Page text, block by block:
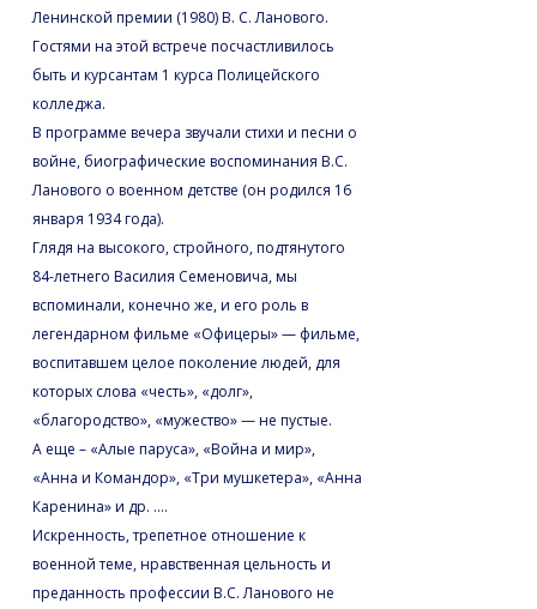
Ленинской премии (1980) В. С. Ланового.
Гостями на этой встрече посчастливилось
быть и курсантам 1 курса Полицейского
колледжа.
В программе вечера звучали стихи и песни о
войне, биографические воспоминания В.С.
Ланового о военном детстве (он родился 16
января 1934 года).
Глядя на высокого, стройного, подтянутого
84-летнего Василия Семеновича, мы
вспоминали, конечно же, и его роль в
легендарном фильме «Офицеры» — фильме,
воспитавшем целое поколение людей, для
которых слова «честь», «долг»,
«благородство», «мужество» — не пустые.
А еще – «Алые паруса», «Война и мир»,
«Анна и Командор», «Три мушкетера», «Анна
Каренина» и др. ….
Искренность, трепетное отношение к
военной теме, нравственная цельность и
преданность профессии В.С. Ланового не